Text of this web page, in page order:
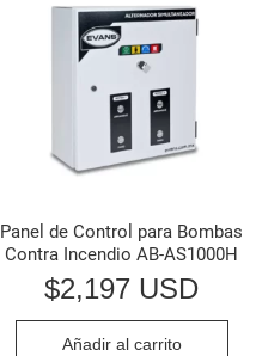
Panel de Control para Bombas
Contra Incendio AB-AS1000H
$2,197 USD
Añadir al carrito